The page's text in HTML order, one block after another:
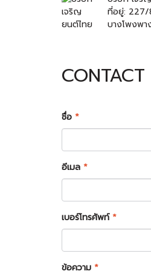
ที่อยู่: 227/
บางโพงพา
CONTACT
ชื่อ *
อีเมล *
เบอร์โทรศัพท์*
ข้อความ *